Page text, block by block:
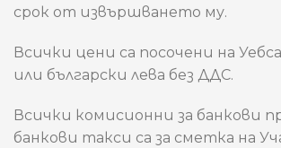
срок от извършването му.
Всички цени са посочени на
или български лева без ДДС.
Всички комисионни за банкови
банкови такси са за сметка на